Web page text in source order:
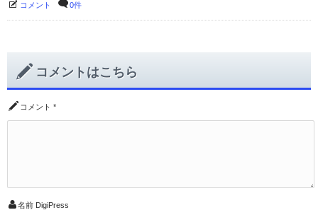
コメント 0件
コメントはこちら
コメント *
名前 DigiPress